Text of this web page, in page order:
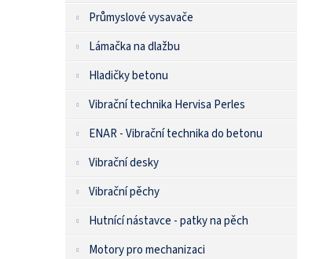
Průmyslové vysavače
Lámačka na dlažbu
Hladičky betonu
Vibrační technika Hervisa Perles
ENAR - Vibrační technika do betonu
Vibrační desky
Vibrační pěchy
Hutnící nástavce - patky na pěch
Motory pro mechanizaci